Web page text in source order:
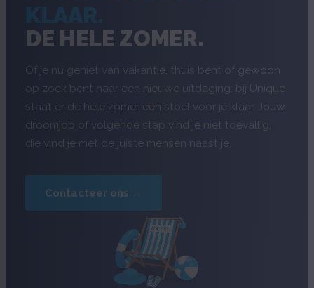
DE HELE ZOMER.
Of je nu geniet van vakantie, thuis bent of gewoon
op zoek bent naar een nieuwe uitdaging: bij Unique
staat er de hele zomer een stoel voor je klaar. Jouw
droomjob of volgende stap vind je niet toevallig,
die vind je met de juiste mensen naast je.
Contacteer ons →